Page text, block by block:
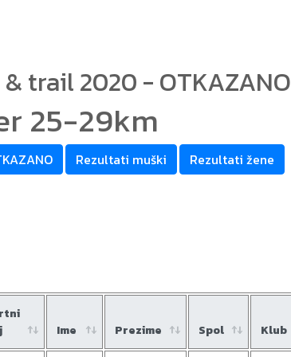
trail 2020 - OTKAZANO
25-29km
Rezultati muški Rezultati žene
Ime Prezime Spol Klub